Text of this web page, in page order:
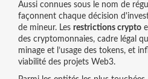
Aussi connues sous le nom de
façonnent chaque décision
de mineur. Les restrictions crypto
des cryptomonnaies, cadre légal
minage et l’usage des tokens, et
viabilité des projets Web3.